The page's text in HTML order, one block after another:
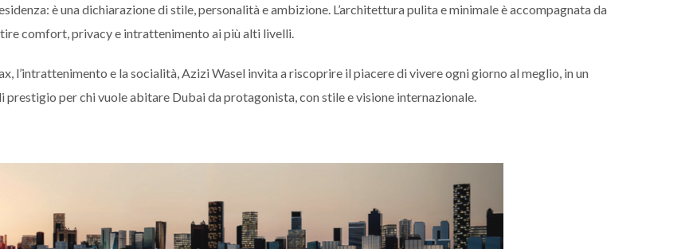
è una dichiarazione di stile, personalità e ambizione. L’architettura pulita e minimale è accompagnata da
comfort, privacy e intrattenimento ai più alti livelli.
l’intrattenimento e la socialità, Azizi Wasel invita a riscoprire il piacere di vivere ogni giorno al meglio, in un
per chi vuole abitare Dubai da protagonista, con stile e visione internazionale.